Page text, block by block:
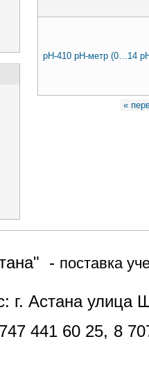
рН-410 рН-метр (0…14
«
- поставка
г. Астана
441 60 25, 8